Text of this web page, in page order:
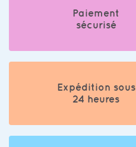
Paiement
sécurisé
Expédition sous
24 heures